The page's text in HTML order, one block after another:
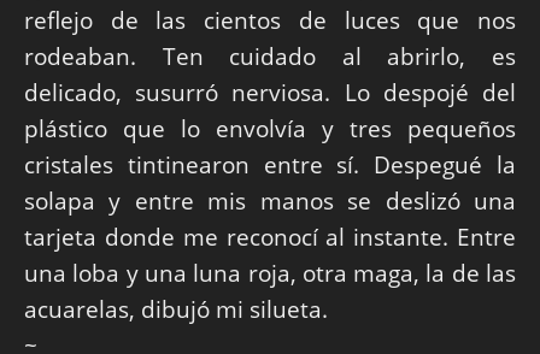
reflejo de las cientos de luces que nos
rodeaban. Ten cuidado al abrirlo, es
delicado, susurró nerviosa. Lo despojé del
plástico que lo envolvía y tres pequeños
cristales tintinearon entre sí. Despegué la
solapa y entre mis manos se deslizó una
tarjeta donde me reconocí al instante. Entre
una loba y una luna roja, otra maga, la de las
acuarelas, dibujó mi silueta.
~